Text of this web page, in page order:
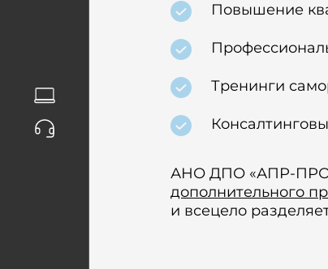
Повышение
Тренинги
АНО ДПО «АПР-
дополнительного
и всецело